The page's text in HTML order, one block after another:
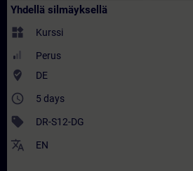
Yhdellä silmäyksellä
widgets Kurssi
Perus
where_to_vote DE
access_time 5 days
sell DR-S12-DG
translate EN